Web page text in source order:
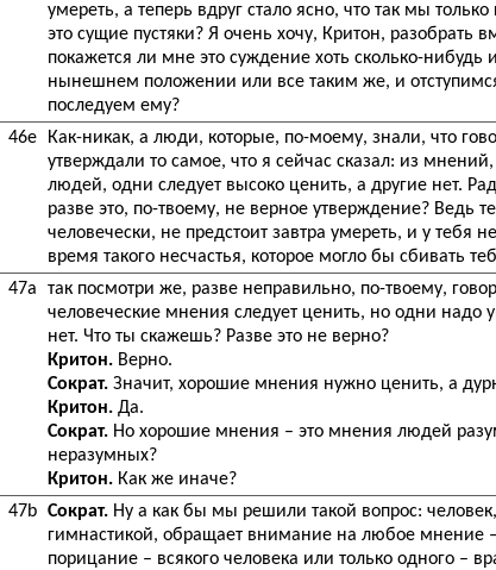
46e
47a
47b
умереть, а теперь вдруг стало ясно, что так мы
это сущие пустяки? Я очень хочу, Критон, разобрать
покажется ли мне это суждение хоть сколько-
нынешнем положении или все таким же, и
последуем ему?
Как-никак, а люди, которые, по-моему, знали, что
утверждали то самое, что я сейчас сказал: из
людей, одни следует высоко ценить, а другие нет.
разве это, по-твоему, не верное утверждение? Ведь
человечески, не предстоит завтра умереть, и у тебя
время такого несчастья, которое могло бы сбивать
так посмотри же, разве неправильно, по-твоему,
человеческие мнения следует ценить, но одни надо
нет. Что ты скажешь? Разве это не верно?
Критон. Верно.
Сократ. Значит, хорошие мнения нужно ценить, а
Критон. Да.
Сократ. Но хорошие мнения – это мнения людей
неразумных?
Критон. Как же иначе?
Сократ. Ну а как бы мы решили такой вопрос:
гимнастикой, обращает внимание на любое мнение
порицание – всякого человека или только одного –